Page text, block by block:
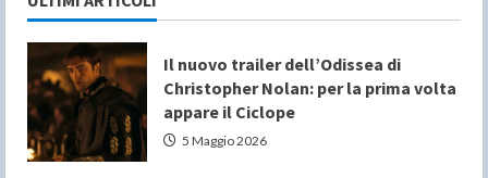
Il nuovo trailer dell’Odissea di
Christopher Nolan: per la prima volta
appare il Ciclope
5 Maggio 2026